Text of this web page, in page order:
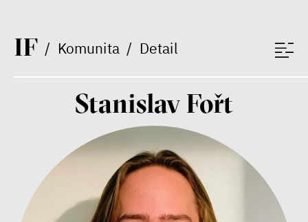
IF/ Komunita/ Detail
Zuzana Jiráček Fillingerová
péče
Závěrečná zpráva IF 2025
Stanislav Fořt